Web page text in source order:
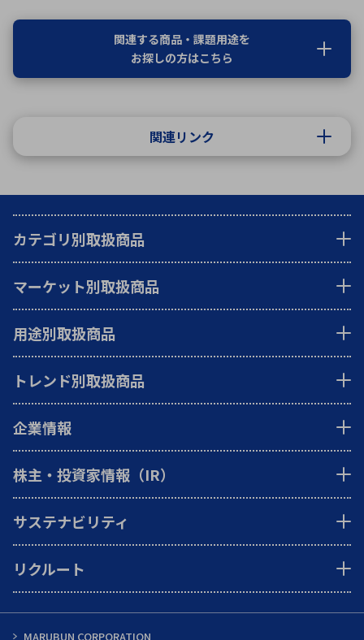
関連する商品・課題用途を
お探しの方はこちら
関連リンク
カテゴリ別取扱商品
マーケット別取扱商品
用途別取扱商品
トレンド別取扱商品
企業情報
株主・投資家情報（IR）
サステナビリティ
リクルート
MARUBUN CORPORATION